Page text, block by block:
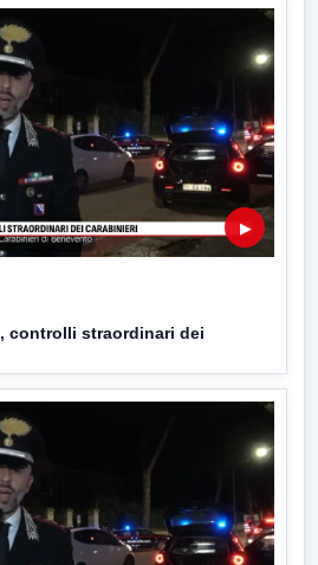
▶
controlli straordinari dei